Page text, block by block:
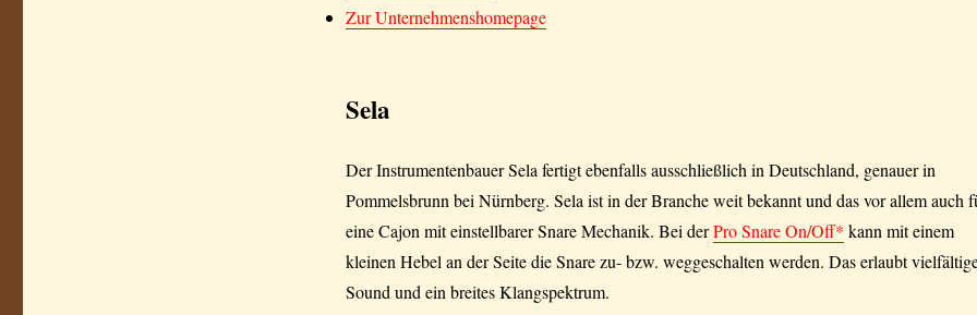
Zur Unternehmenshomepage
Sela
Der Instrumentenbauer Sela fertigt ebenfalls ausschließlich in Deutschland, genauer in
Pommelsbrunn bei Nürnberg. Sela ist in der Branche weit bekannt und das vor allem auch
eine Cajon mit einstellbarer Snare Mechanik. Bei derPro Snare On/Off* kann mit einem
kleinen Hebel an der Seite die Snare zu- bzw. weggeschalten werden. Das erlaubt
Sound und ein breites Klangspektrum.